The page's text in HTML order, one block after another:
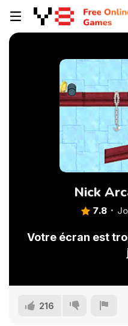
Nick
7.8
Votre écran est
216